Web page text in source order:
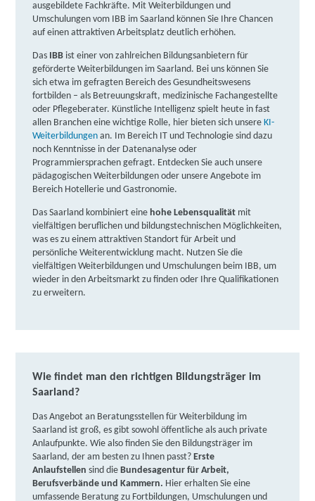
ausgebildete Fachkräfte. Mit Weiterbildungen und
Umschulungen vom IBB im Saarland können Sie Ihre Chancen
auf einen attraktiven Arbeitsplatz deutlich erhöhen.
Das IBB ist einer von zahlreichen Bildungsanbietern für
geförderte Weiterbildungen im Saarland. Bei uns können Sie
sich etwa im gefragten Bereich des Gesundheitswesens
fortbilden – als Betreuungskraft, medizinische Fachangestellte
oder Pflegeberater. Künstliche Intelligenz spielt heute in fast
allen Branchen eine wichtige Rolle, hier bieten sich unsereKI-
Weiterbildungen an. Im Bereich IT und Technologie sind dazu
noch Kenntnisse in der Datenanalyse oder
Programmiersprachen gefragt. Entdecken Sie auch unsere
pädagogischen Weiterbildungen oder unsere Angebote im
Bereich Hotellerie und Gastronomie.
Das Saarland kombiniert einehohe Lebensqualität mit
vielfältigen beruflichen und bildungstechnischen Möglichkeiten,
was es zu einem attraktiven Standort für Arbeit und
persönliche Weiterentwicklung macht. Nutzen Sie die
vielfältigen Weiterbildungen und Umschulungen beim IBB, um
wieder in den Arbeitsmarkt zu finden oder Ihre Qualifikationen
zu erweitern.
Wie findet man den richtigen Bildungsträger im
Saarland?
Das Angebot an Beratungsstellen für Weiterbildung im
Saarland ist groß, es gibt sowohl öffentliche als auch private
Anlaufpunkte. Wie also finden Sie den Bildungsträger im
Saarland, der am besten zu Ihnen passt?Erste
Anlaufstellen sind dieBundesagentur für Arbeit,
Berufsverbände und Kammern. Hier erhalten Sie eine
umfassende Beratung zu Fortbildungen, Umschulungen und